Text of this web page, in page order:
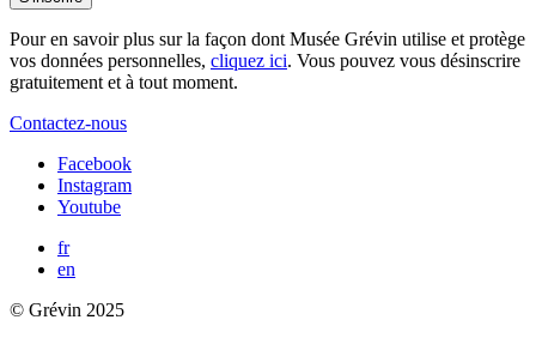
Pour en savoir plus sur la façon dont Musée Grévin utilise et protège
vos données personnelles, cliquez ici. Vous pouvez vous désinscrire
gratuitement et à tout moment.
Contactez-nous
Facebook
Instagram
Youtube
fr
en
© Grévin 2025